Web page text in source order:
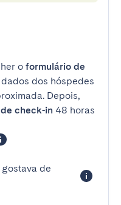
o formulário de
dos hóspedes
Depois,
check-in 48 horas
de